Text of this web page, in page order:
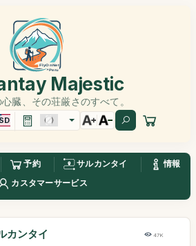
Majestic
臓、その荘厳さのすべて。
予約 サルカンタイ
情報
カスタマーサービス
カンタイ 47K